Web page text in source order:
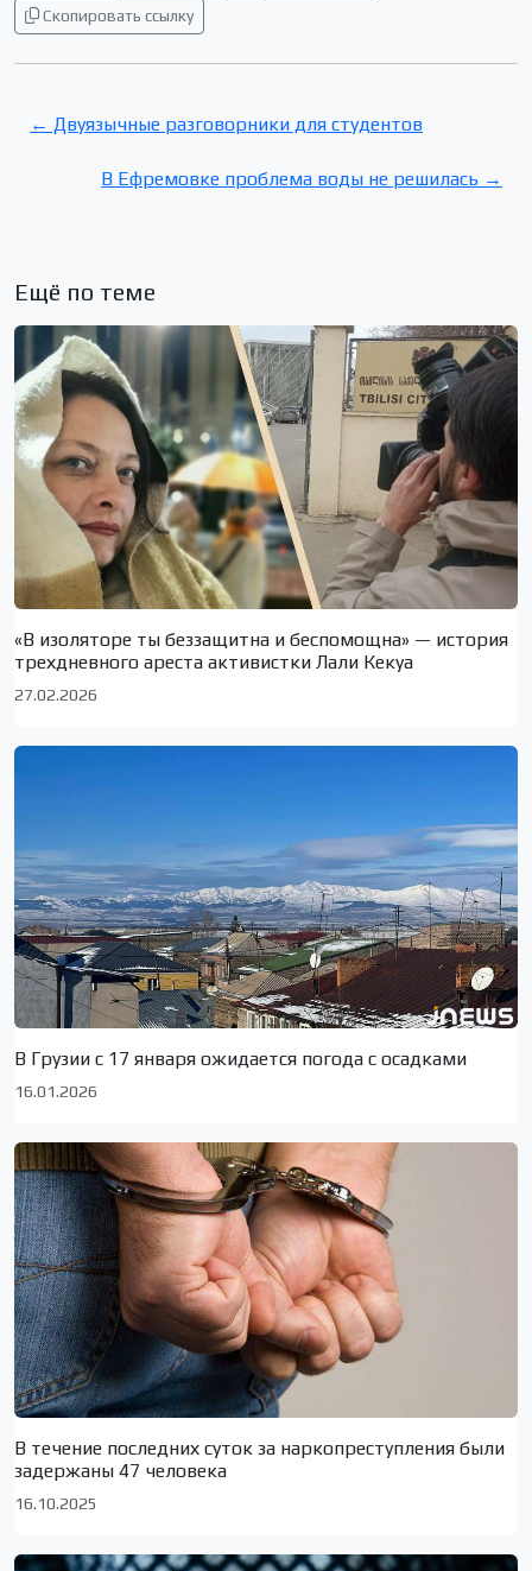
Скопировать ссылку
← Двуязычные разговорники для студентов
В Ефремовке проблема воды не решилась →
Ещё по теме
«В изоляторе ты беззащитна и беспомощна» — история
трехдневного ареста активистки Лали Кекуа
27.02.2026
В Грузии с 17 января ожидается погода с осадками
16.01.2026
В течение последних суток за наркопреступления были
задержаны 47 человека
16.10.2025